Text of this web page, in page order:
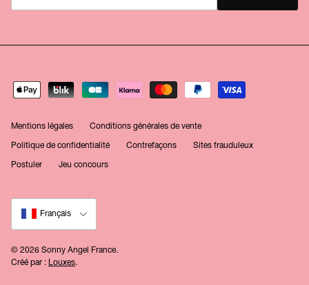
Mentions légales
Conditions générales de vente
Politique de confidentialité
Contrefaçons
Sites frauduleux
Postuler
Jeu concours
Langue
Français
© 2026 Sonny Angel France.
Créé par : Louxes.